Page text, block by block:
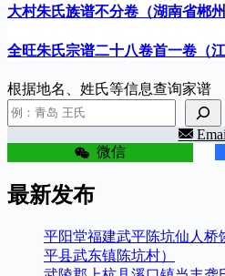
大村朱氏族谱不分卷（湖南省郴州
全旺朱氏宗谱二十八卷首一卷（江
根据地名、姓氏等信息查询家谱
微信
最新发布
平阳堂福建武平陈坑仙人
平县武东镇陈坑村）